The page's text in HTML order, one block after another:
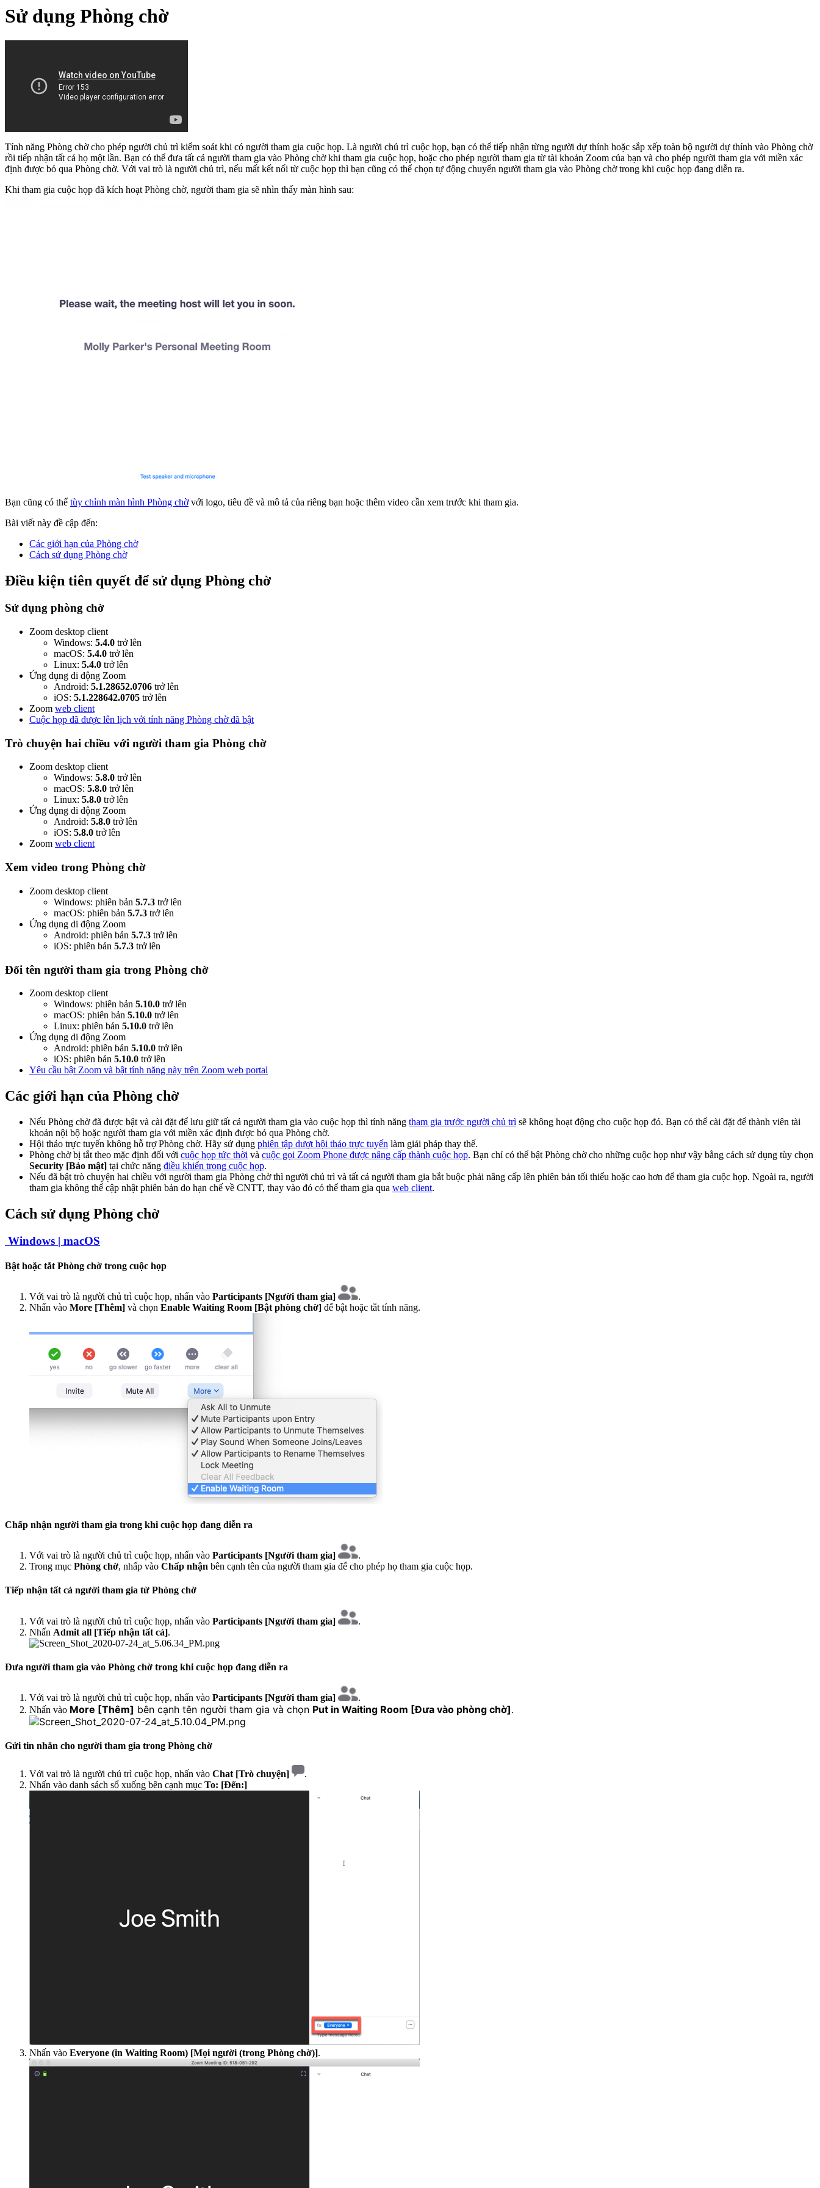
Sử dụng Phòng chờ
Tính năng Phòng chờ cho phép người chủ trì kiểm soát khi có người tham gia cuộc họp. Là người chủ trì cuộc họp, bạn có thể tiếp nhận từng người dự thính hoặc sắp xếp toàn bộ người dự thính vào Phòng chờ
rồi tiếp nhận tất cả họ một lần. Bạn có thể đưa tất cả người tham gia vào Phòng chờ khi tham gia cuộc họp, hoặc cho phép người tham gia từ tài khoản Zoom của bạn và cho phép người tham gia với miền xác
định được bỏ qua Phòng chờ. Với vai trò là người chủ trì, nếu mất kết nối từ cuộc họp thì bạn cũng có thể chọn tự động chuyển người tham gia vào Phòng chờ trong khi cuộc họp đang diễn ra.
Khi tham gia cuộc họp đã kích hoạt Phòng chờ, người tham gia sẽ nhìn thấy màn hình sau:
Bạn cũng có thể tùy chỉnh màn hình Phòng chờvới logo, tiêu đề và mô tả của riêng bạn hoặc thêm video cần xem trước khi tham gia.
Bài viết này đề cập đến:
Các giới hạn của Phòng chờ
Cách sử dụng Phòng chờ
Điều kiện tiên quyết để sử dụng Phòng chờ
Sử dụng phòng chờ
Zoom desktop client
Windows: 5.4.0 trở lên
macOS: 5.4.0 trở lên
Linux: 5.4.0 trở lên
Ứng dụng di động Zoom
Android: 5.1.28652.0706 trở lên
iOS: 5.1.228642.0705 trở lên
Zoom web client
Cuộc họp đã được lên lịch với tính năng Phòng chờ đã bật
Trò chuyện hai chiều với người tham gia Phòng chờ
Zoom desktop client
Windows: 5.8.0 trở lên
macOS: 5.8.0 trở lên
Linux: 5.8.0 trở lên
Ứng dụng di động Zoom
Android: 5.8.0 trở lên
iOS: 5.8.0 trở lên
Zoom web client
Xem video trong Phòng chờ
Zoom desktop client
Windows: phiên bản 5.7.3 trở lên
macOS: phiên bản 5.7.3 trở lên
Ứng dụng di động Zoom
Android: phiên bản 5.7.3 trở lên
iOS: phiên bản 5.7.3 trở lên
Đổi tên người tham gia trong Phòng chờ
Zoom desktop client
Windows: phiên bản 5.10.0 trở lên
macOS: phiên bản 5.10.0 trở lên
Linux: phiên bản 5.10.0 trở lên
Ứng dụng di động Zoom
Android: phiên bản 5.10.0 trở lên
iOS: phiên bản 5.10.0 trở lên
Yêu cầu bật Zoom và bật tính năng này trên Zoom web portal
Các giới hạn của Phòng chờ
Nếu Phòng chờ đã được bật và cài đặt để lưu giữ tất cả người tham gia vào cuộc họp thì tính năng tham gia trước người chủ trì sẽ không hoạt động cho cuộc họp đó. Bạn có thể cài đặt để thành viên tài
khoản nội bộ hoặc người tham gia với miền xác định được bỏ qua Phòng chờ.
Hội thảo trực tuyến không hỗ trợ Phòng chờ. Hãy sử dụng phiên tập dượt hội thảo trực tuyến làm giải pháp thay thế.
Phòng chờ bị tắt theo mặc định đối với cuộc họp tức thời và cuộc gọi Zoom Phone được nâng cấp thành cuộc họp. Bạn chỉ có thể bật Phòng chờ cho những cuộc họp như vậy bằng cách sử dụng tùy chọn
Security [Bảo mật] tại chức năng điều khiển trong cuộc họp.
Nếu đã bật trò chuyện hai chiều với người tham gia Phòng chờ thì người chủ trì và tất cả người tham gia bắt buộc phải nâng cấp lên phiên bản tối thiểu hoặc cao hơn để tham gia cuộc họp. Ngoài ra, người
tham gia không thể cập nhật phiên bản do hạn chế về CNTT, thay vào đó có thể tham gia qua web client.
Cách sử dụng Phòng chờ
Windows | macOS
Bật hoặc tắt Phòng chờ trong cuộc họp
Với vai trò là người chủ trì cuộc họp, nhấn vào Participants [Người tham gia]
.
Nhấn vào More [Thêm] và chọn Enable Waiting Room [Bật phòng chờ] để bật hoặc tắt tính năng.
Chấp nhận người tham gia trong khi cuộc họp đang diễn ra
Với vai trò là người chủ trì cuộc họp, nhấn vào Participants [Người tham gia]
.
Trong mục Phòng chờ, nhấp vào Chấp nhận bên cạnh tên của người tham gia để cho phép họ tham gia cuộc họp.
Tiếp nhận tất cả người tham gia từ Phòng chờ
Với vai trò là người chủ trì cuộc họp, nhấn vào Participants [Người tham gia]
.
Nhấn Admit all [Tiếp nhận tất cả].
Đưa người tham gia vào Phòng chờ trong khi cuộc họp đang diễn ra
Với vai trò là người chủ trì cuộc họp, nhấn vào Participants [Người tham gia]
.
Nhấn vào More [Thêm] bên cạnh tên người tham gia và chọn Put in Waiting Room [Đưa vào phòng chờ].
Gửi tin nhắn cho người tham gia trong Phòng chờ
Với vai trò là người chủ trì cuộc họp, nhấn vào Chat [Trò chuyện]
.
Nhấn vào danh sách sổ xuống bên cạnh mục To: [Đến:]
Nhấn vào Everyone (in Waiting Room) [Mọi người (trong Phòng chờ)].